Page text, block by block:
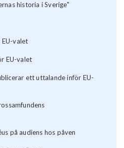
historia i Sverige"
EU-valet
EU-valet
ett uttalande inför EU-
på audiens hos påven